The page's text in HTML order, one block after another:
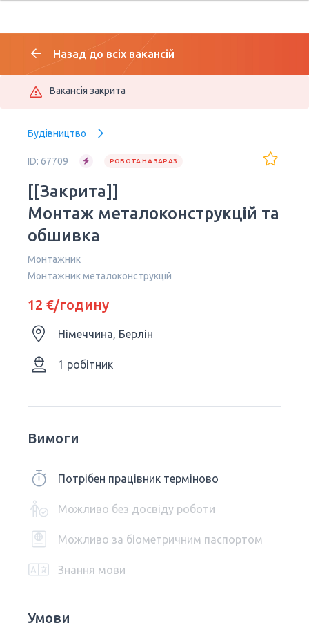
Назад до всіх вакансій
Вакансія закрита
Будівництво
ID: 67709 РОБОТА НА ЗАРАЗ
[[Закрита]]
Монтаж металоконструкцій та
обшивка
Монтажник
Монтажник металоконструкцій
12 €/годину
Німеччина, Берлін
1 робітник
Вимоги
Потрібен працівник терміново
Можливо без досвіду роботи
Можливо за біометричним паспортом
Знання мови
Умови